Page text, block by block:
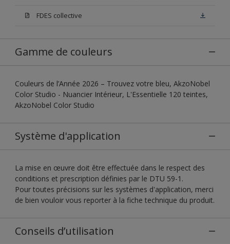
FDES collective
Gamme de couleurs
Couleurs de l’Année 2026 – Trouvez votre bleu, AkzoNobel
Color Studio - Nuancier Intérieur, L'Essentielle 120 teintes,
AkzoNobel Color Studio
Système d'application
La mise en œuvre doit être effectuée dans le respect des
conditions et prescription définies par le DTU 59-1.
Pour toutes précisions sur les systèmes d'application, merci
de bien vouloir vous reporter à la fiche technique du produit.
Conseils d’utilisation